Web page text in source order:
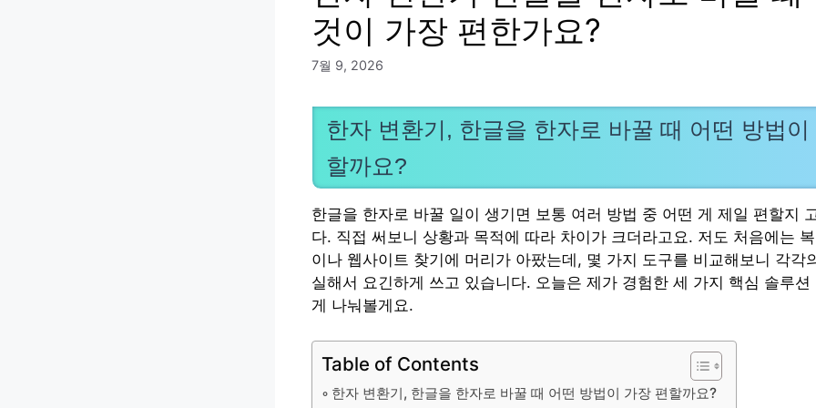
것이 가장 편한가요?
7월 9, 2026
한자 변환기, 한글을 한자로 바꿀 때 어떤 방법
할까요?
한글을 한자로 바꿀 일이 생기면 보통 여러 방법 중 어떤 게 제일 편할지
다. 직접 써보니 상황과 목적에 따라 차이가 크더라고요. 저도 처음에는
이나 웹사이트 찾기에 머리가 아팠는데, 몇 가지 도구를 비교해보니 각각
실해서 요긴하게 쓰고 있습니다. 오늘은 제가 경험한 세 가지 핵심 솔루션
게 나눠볼게요.
Table of Contents
한자 변환기, 한글을 한자로 바꿀 때 어떤 방법이 가장 편할까요?